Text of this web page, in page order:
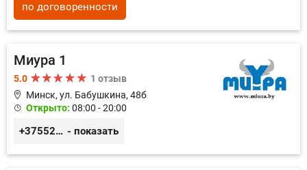
по договоренности
Миура 1
5.0
1 отзыв
Минск, ул. Бабушкина, 48б
Открыто: 08:00 - 20:00
+3755296691111 - показать